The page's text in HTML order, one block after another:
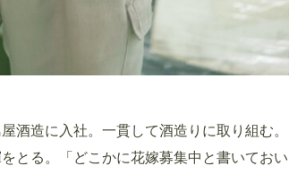
酒造に入社。一貫して酒造りに取り組む。
とる。「どこかに花嫁募集中と書いておい